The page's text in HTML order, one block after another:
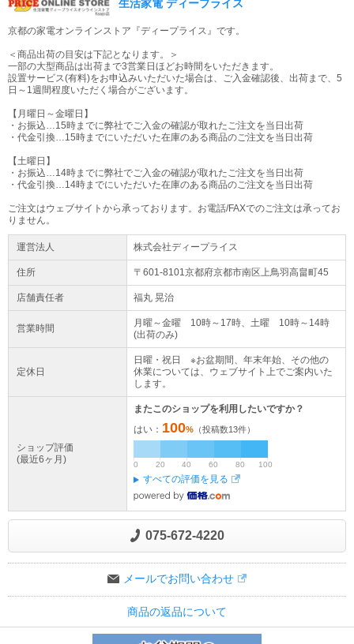
生活家電 ディープライス
京都の家電オンラインストア『ディープライス』です。
＜商品出荷の目安は下記となります。＞
一部の大型商品は出荷まで3営業日ほどお時間をいただきます。
設置サービス(有料)をお申込みいただいた場合は、ご入金確認後、出荷まで、5
日～1週間程度いただく場合がございます。
【月曜日～金曜日】
・お振込…15時までに弊社でご入金の確認が取れたご注文を当日出荷
・代金引換…15時までにいただいた在庫のある商品のご注文を当日出荷
【土曜日】
・お振込…14時までに弊社でご入金の確認が取れたご注文を当日出荷
・代金引換…14時までにいただいた在庫のある商品のご注文を当日出荷
ご注文はウェブサイトから承っております。お電話/FAXでのご注文は承ってお
りません。
運営法人 株式会社ディープライス
住所 〒601-8101京都府京都市南区上鳥羽高畠町45
店舗責任者 福丸 晃治
営業時間
月曜～金曜 10時～17時、土曜 10時～14時
(出荷のみ)
定休日
日曜・祝日 ※お盆期間、年末年始、その他の
休業については、ウェブサイト上でご案内いた
します。
ショップ評価
(最近6ヶ月)
またこのショップを利用したいですか？
はい： 100% （投稿数13件）
0 20 40 60 80 100
すべての評価を見る
075-672-4220
メールでお問い合わせ
商品の返品について